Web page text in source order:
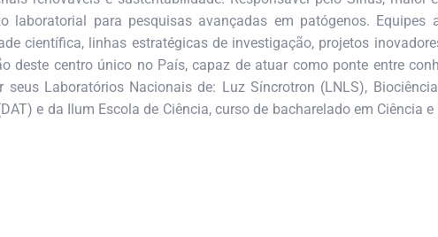
laboratorial para pesquisas avançadas em patógenos. Equipes
científica, linhas estratégicas de investigação, projetos
deste centro único no País, capaz de atuar como ponte entre
Laboratórios Nacionais de: Luz Síncrotron (LNLS),
e da Ilum Escola de Ciência, curso de bacharelado em Ciência